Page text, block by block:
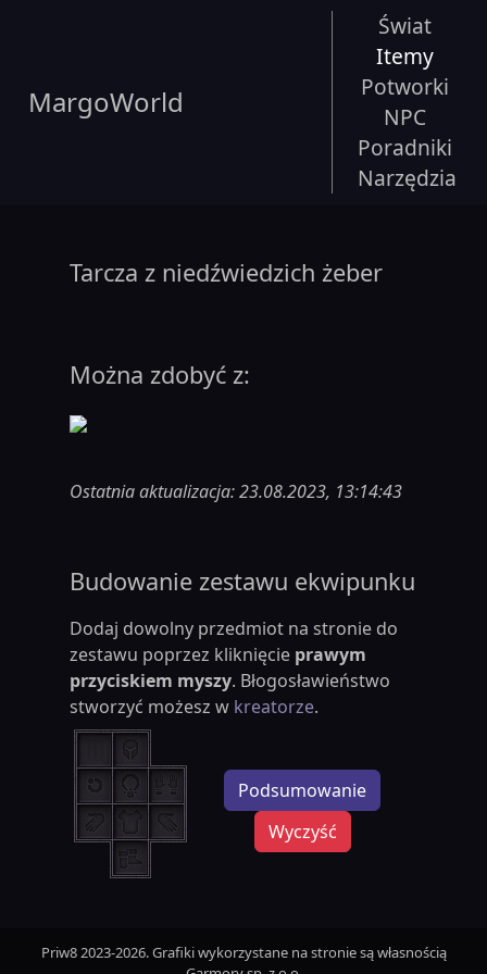
MargoWorld
Świat
Itemy
Potworki
NPC
Poradniki
Narzędzia
Tarcza z niedźwiedzich żeber
Można zdobyć z:
Ostatnia aktualizacja: 23.08.2023, 13:14:43
Budowanie zestawu ekwipunku
Dodaj dowolny przedmiot na stronie do
zestawu poprzez kliknięcie prawym
przyciskiem myszy. Błogosławieństwo
stworzyć możesz w kreatorze.
Podsumowanie
Wyczyść
Priw8 2023-2026. Grafiki wykorzystane na stronie są własnością